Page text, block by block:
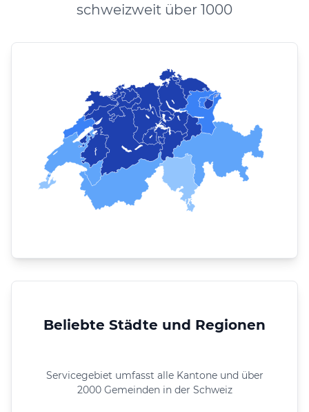
schweizweit über 1000
Beliebte Städte und Regionen
Servicegebiet umfasst alle Kantone und über
2000 Gemeinden in der Schweiz